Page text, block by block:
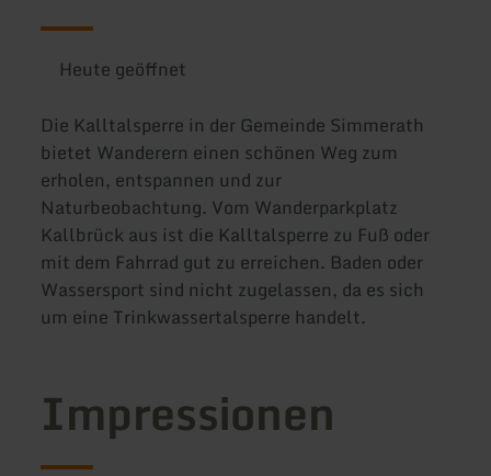
Heute geöffnet
Die Kalltalsperre in der Gemeinde Simmerath
bietet Wanderern einen schönen Weg zum
erholen, entspannen und zur
Naturbeobachtung. Vom Wanderparkplatz
Kallbrück aus ist die Kalltalsperre zu Fuß oder
mit dem Fahrrad gut zu erreichen. Baden oder
Wassersport sind nicht zugelassen, da es sich
um eine Trinkwassertalsperre handelt.
Impressionen